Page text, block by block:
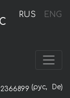
RUS ENG
(рус, De)